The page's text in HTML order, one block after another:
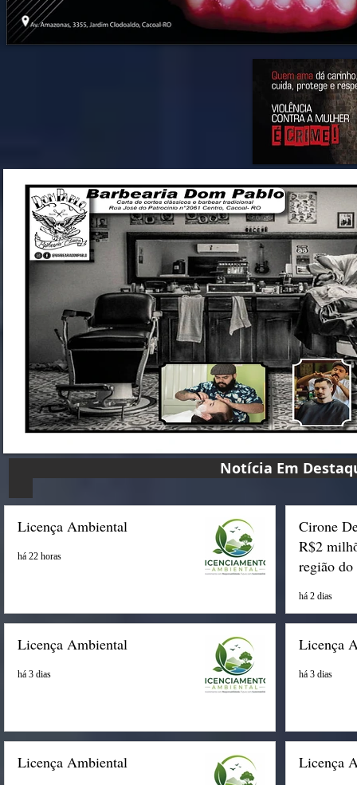
Notícia Em
Licença Ambiental
há 22 horas
Cirone
R$2
região do
há 2 dias
Licença Ambiental
há 3 dias
Licença
há 3 dias
Licença Ambiental Licença